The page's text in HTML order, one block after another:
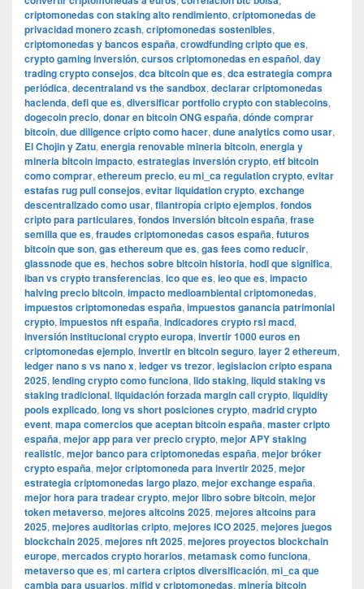
criptomonedas con staking alto rendimiento, criptomonedas de
privacidad monero zcash, criptomonedas sostenibles,
criptomonedas y bancos españa, crowdfunding cripto que es,
crypto gaming inversión, cursos criptomonedas en español, day
trading crypto consejos, dca bitcoin que es, dca estrategia compra
periódica, decentraland vs the sandbox, declarar criptomonedas
hacienda, defi que es, diversificar portfolio crypto con stablecoins,
dogecoin precio, donar en bitcoin ONG españa, dónde comprar
bitcoin, due diligence cripto como hacer, dune analytics como usar,
El Chojin y Zatu, energia renovable mineria bitcoin, energia y
mineria bitcoin impacto, estrategias inversión crypto, etf bitcoin
como comprar, ethereum precio, eu mi_ca regulation crypto, evitar
estafas rug pull consejos, evitar liquidation crypto, exchange
descentralizado como usar, filantropía cripto ejemplos, fondos
cripto para particulares, fondos inversión bitcoin españa, frase
semilla que es, fraudes criptomonedas casos españa, futuros
bitcoin que son, gas ethereum que es, gas fees como reducir,
glassnode que es, hechos sobre bitcoin historia, hodl que significa,
iban vs crypto transferencias, ico que es, ieo que es, impacto
halving precio bitcoin, impacto medioambiental criptomonedas,
impuestos criptomonedas españa, impuestos ganancia patrimonial
crypto, impuestos nft españa, indicadores crypto rsi macd,
inversión institucional crypto europa, invertir 1000 euros en
criptomonedas ejemplo, invertir en bitcoin seguro, layer 2 ethereum,
ledger nano s vs nano x, ledger vs trezor, legislacion cripto espana
2025, lending crypto como funciona, lido staking, liquid staking vs
staking tradicional, liquidación forzada margin call crypto, liquidity
pools explicado, long vs short posiciones crypto, madrid crypto
event, mapa comercios que aceptan bitcoin españa, master cripto
españa, mejor app para ver precio crypto, mejor APY staking
realistic, mejor banco para criptomonedas españa, mejor bróker
crypto españa, mejor criptomoneda para invertir 2025, mejor
estrategia criptomonedas largo plazo, mejor exchange españa,
mejor hora para tradear crypto, mejor libro sobre bitcoin, mejor
token metaverso, mejores altcoins 2025, mejores altcoins para
2025, mejores auditorias cripto, mejores ICO 2025, mejores juegos
blockchain 2025, mejores nft 2025, mejores proyectos blockchain
europe, mercados crypto horarios, metamask como funciona,
metaverso que es, mi cartera criptos diversificación, mi_ca que
cambia para usuarios, mifid y criptomonedas, minería bitcoin